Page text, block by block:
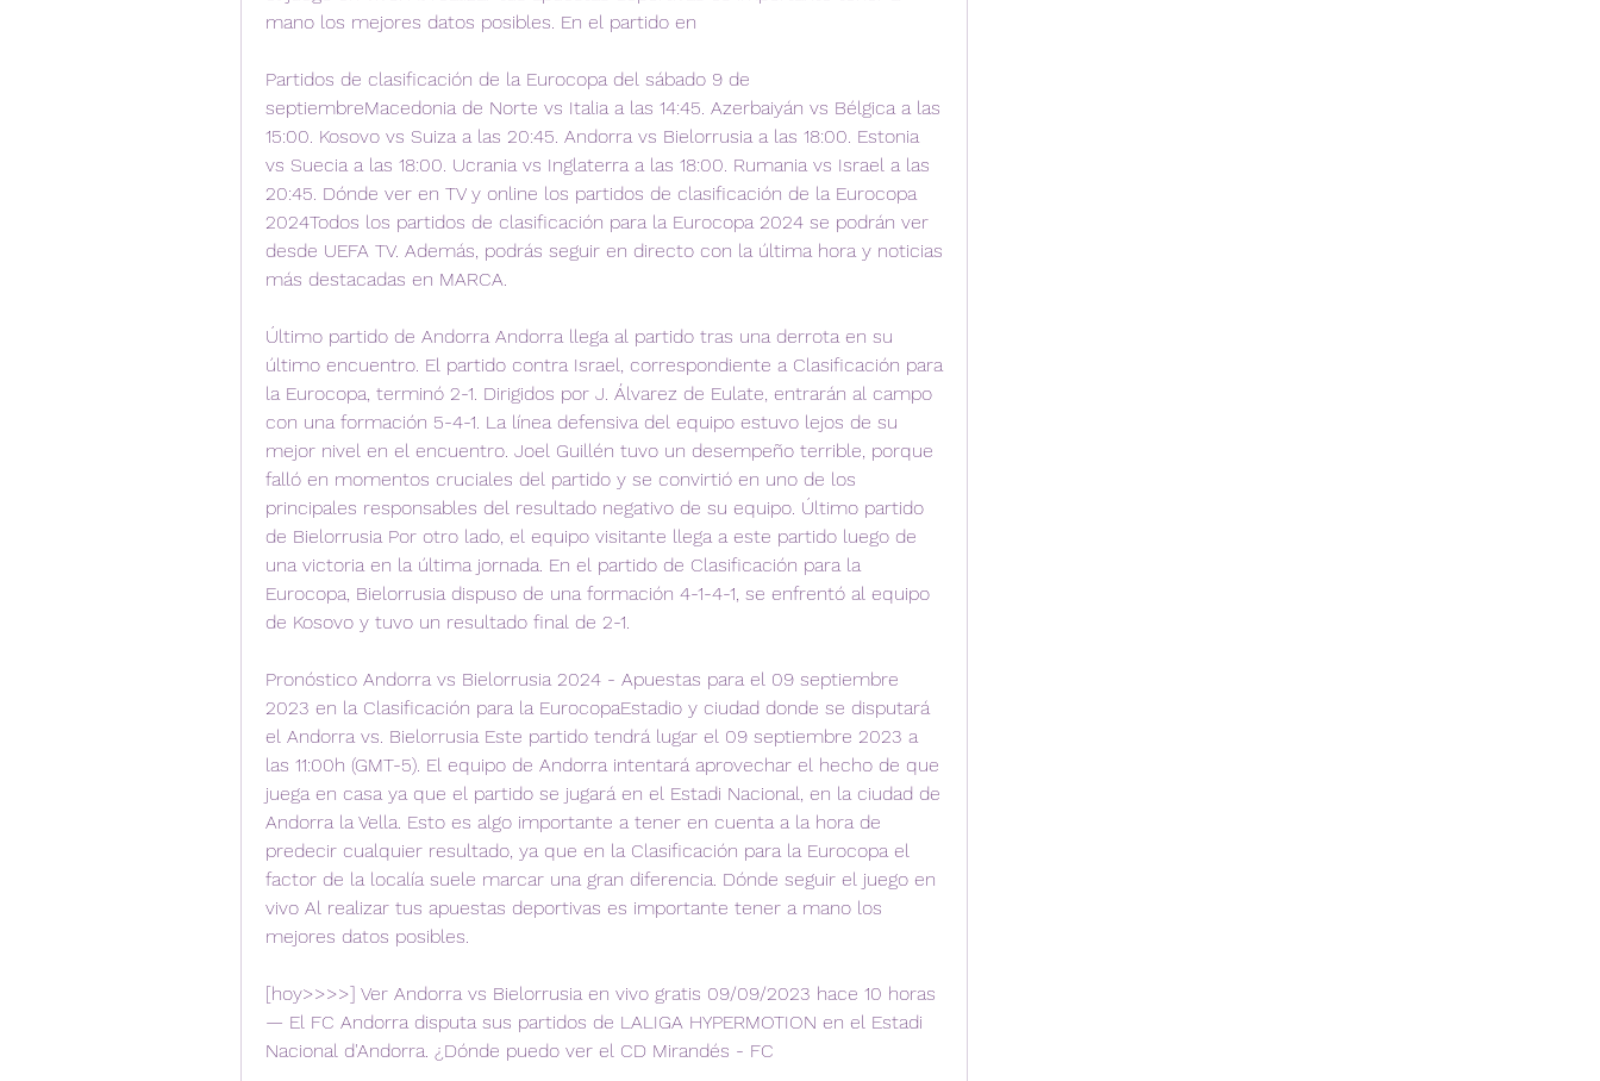
mano los mejores datos posibles. En el partido en
Partidos de clasificación de la Eurocopa del sábado 9 de
septiembreMacedonia de Norte vs Italia a las 14:45. Azerbaiyán vs Bélgica a las
15:00. Kosovo vs Suiza a las 20:45. Andorra vs Bielorrusia a las 18:00. Estonia
vs Suecia a las 18:00. Ucrania vs Inglaterra a las 18:00. Rumania vs Israel a las
20:45. Dónde ver en TV y online los partidos de clasificación de la Eurocopa
2024Todos los partidos de clasificación para la Eurocopa 2024 se podrán ver
desde UEFA TV. Además, podrás seguir en directo con la última hora y noticias
más destacadas en MARCA.
Último partido de Andorra Andorra llega al partido tras una derrota en su
último encuentro. El partido contra Israel, correspondiente a Clasificación para
la Eurocopa, terminó 2-1. Dirigidos por J. Álvarez de Eulate, entrarán al campo
con una formación 5-4-1. La línea defensiva del equipo estuvo lejos de su
mejor nivel en el encuentro. Joel Guillén tuvo un desempeño terrible, porque
falló en momentos cruciales del partido y se convirtió en uno de los
principales responsables del resultado negativo de su equipo. Último partido
de Bielorrusia Por otro lado, el equipo visitante llega a este partido luego de
una victoria en la última jornada. En el partido de Clasificación para la
Eurocopa, Bielorrusia dispuso de una formación 4-1-4-1, se enfrentó al equipo
de Kosovo y tuvo un resultado final de 2-1.
Pronóstico Andorra vs Bielorrusia 2024 - Apuestas para el 09 septiembre
2023 en la Clasificación para la EurocopaEstadio y ciudad donde se disputará
el Andorra vs. Bielorrusia Este partido tendrá lugar el 09 septiembre 2023 a
las 11:00h (GMT-5). El equipo de Andorra intentará aprovechar el hecho de que
juega en casa ya que el partido se jugará en el Estadi Nacional, en la ciudad de
Andorra la Vella. Esto es algo importante a tener en cuenta a la hora de
predecir cualquier resultado, ya que en la Clasificación para la Eurocopa el
factor de la localía suele marcar una gran diferencia. Dónde seguir el juego en
vivo Al realizar tus apuestas deportivas es importante tener a mano los
mejores datos posibles.
[hoy>>>>] Ver Andorra vs Bielorrusia en vivo gratis 09/09/2023 hace 10 horas
— El FC Andorra disputa sus partidos de LALIGA HYPERMOTION en el Estadi
Nacional d'Andorra. ¿Dónde puedo ver el CD Mirandés - FC